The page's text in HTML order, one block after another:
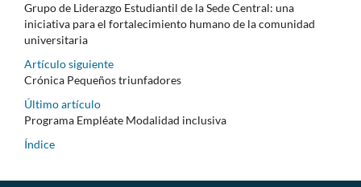
Grupo de Liderazgo Estudiantil de la Sede Central: una
iniciativa para el fortalecimiento humano de la comunidad
universitaria
Artículo siguiente
Crónica Pequeños triunfadores
Último artículo
Programa Empléate Modalidad inclusiva
Índice